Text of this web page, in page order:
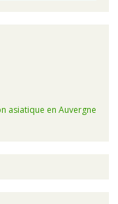
asiatique en Auvergne